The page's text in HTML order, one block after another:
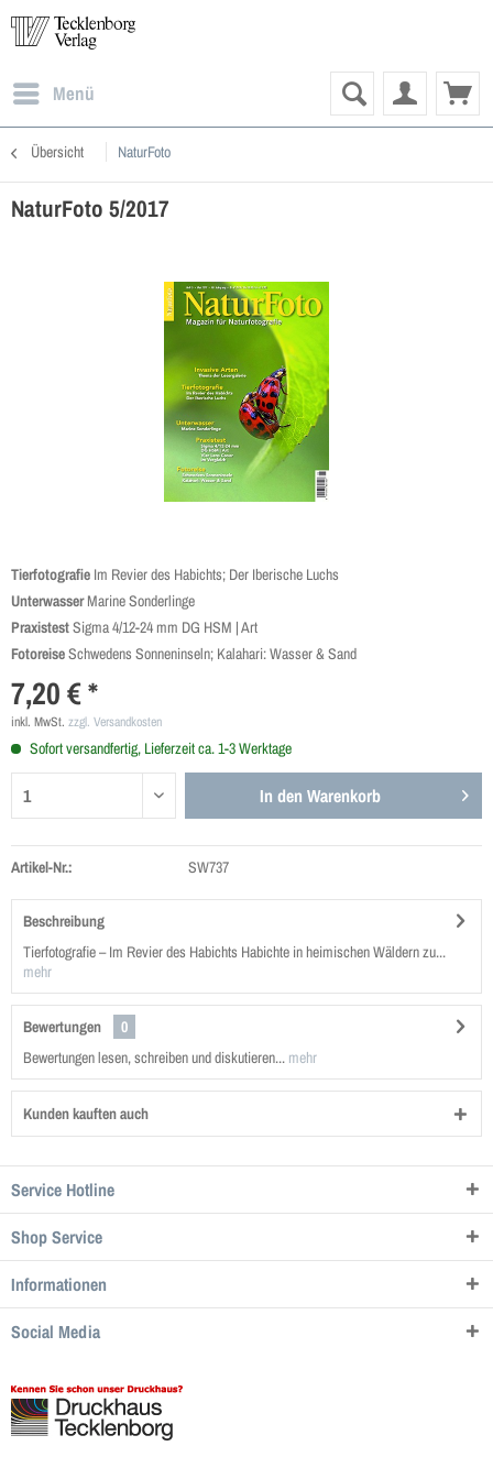
Menü
Übersicht NaturFoto
NaturFoto 5/2017
Tierfotografie Im Revier des Habichts; Der Iberische Luchs
UnterwasserMarine Sonderlinge
PraxistestSigma 4/12-24 mm DG HSM | Art
FotoreiseSchwedens Sonneninseln; Kalahari: Wasser & Sand
7,20 € *
inkl. MwSt. zzgl. Versandkosten
Sofort versandfertig, Lieferzeit ca. 1-3 Werktage
In den Warenkorb
Artikel-Nr.: SW737
Beschreibung
Tierfotografie – Im Revier des Habichts Habichte in heimischen Wäldern zu...
mehr
Bewertungen
0
Bewertungen lesen, schreiben und diskutieren... mehr
Kunden kauften auch
Service Hotline
Shop Service
Informationen
Social Media